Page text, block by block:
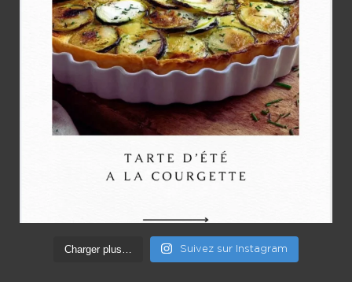
Charger plus… Suivez sur Instagram